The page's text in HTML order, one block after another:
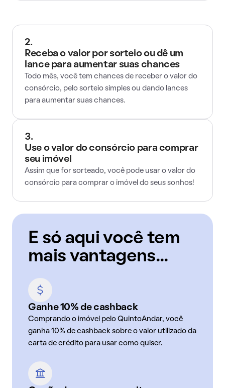
2.
Receba o valor por sorteio ou dê um
lance para aumentar suas chances
Todo mês, você tem chances de receber o valor do
consórcio, pelo sorteio simples ou dando lances
para aumentar suas chances.
3.
Use o valor do consórcio para comprar
seu imóvel
Assim que for sorteado, você pode usar o valor do
consórcio para comprar o imóvel do seus sonhos!
E só aqui você tem
mais vantagens...
Ganhe 10% de cashback
Comprando o imóvel pelo QuintoAndar, você
ganha 10% de cashback sobre o valor utilizado da
carta de crédito para usar como quiser.